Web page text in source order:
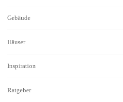
Gebäude
Häuser
Inspiration
Ratgeber